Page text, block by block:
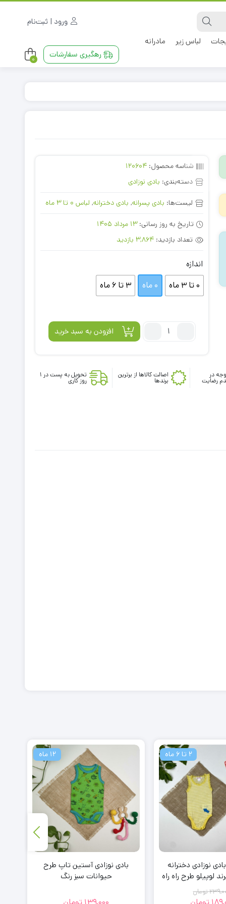
ورود | ثبت‌نام
لباس زیر مادرانه
رهگیری سفارشات 0
شناسه محصول: 120604
دسته‌بندی: بادی نوزادی
لیست‌ها: بادی پسرانه, بادی دخترانه, لباس 0 تا 3 ماه
تاریخ به روز رسانی:13 مرداد 1405
تعداد بازدید: 3,864 بازدید
اندازه
0 تا 3 ماه
0 ماه 3 تا 6 ماه
تعداد:
so
cute
افزودن به سبد خرید
در
رضایت
اصالت کالاها از برترین
برندها
تحویل به پست در 1
روز کاری
2 تا 6 ماه
نوزادی دخترانه
لوپیلو طرح راه راه
– 2 تا 6 ماهتومان
12 ماه
بادی نوزادی آستین تاپ طرح
حیوانات سبز رنگ